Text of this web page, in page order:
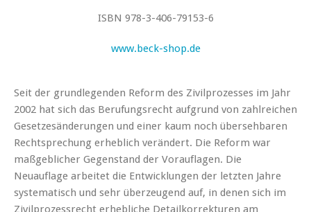
ISBN 978-3-406-79153-6
www.beck-shop.de
Seit der grundlegenden Reform des Zivilprozesses im Jahr
2002 hat sich das Berufungsrecht aufgrund von zahlreichen
Gesetzesänderungen und einer kaum noch übersehbaren
Rechtsprechung erheblich verändert. Die Reform war
maßgeblicher Gegenstand der Vorauflagen. Die
Neuauflage arbeitet die Entwicklungen der letzten Jahre
systematisch und sehr überzeugend auf, in denen sich im
Zivilprozessrecht erhebliche Detailkorrekturen am